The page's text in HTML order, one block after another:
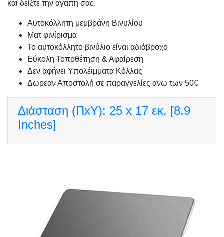
και δείξτε την αγάπη σας.
Αυτοκόλλητη μεμβράνη Βινυλίου
Ματ φινίρισμα
Το αυτοκόλλητο βινύλιο είναι αδιάβροχο
Εύκολη Τοποθέτηση & Αφαίρεση
Δεν αφήνει Υπολέιμματα Κόλλας
Δωρεαν Αποστολή σε παραγγελίες ανω των 50€
Διάσταση (ΠxΥ): 25 x 17 εκ. [8,9
Inches]